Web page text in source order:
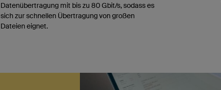
Datenübertragung mit bis zu 80 Gbit/s, sodass es
sich zur schnellen Übertragung von großen
Dateien eignet.